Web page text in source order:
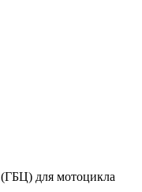
для мотоцикла